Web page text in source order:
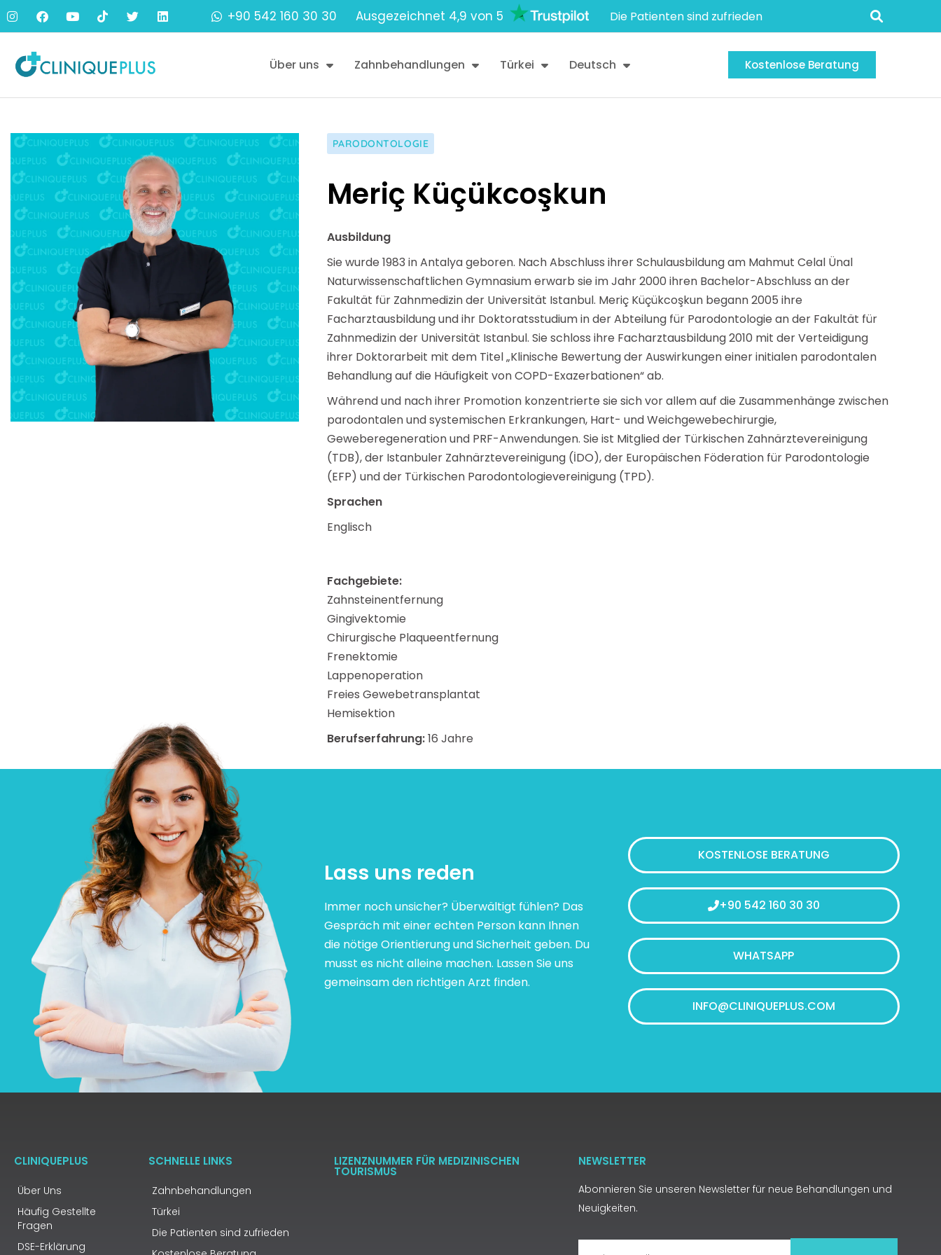
+90 542 160 30 30 Ausgezeichnet 4,9 von 5 Die Patienten sind zufrieden
Über uns Zahnbehandlungen Türkei Deutsch Kostenlose Beratung
PARODONTOLOGIE
Meriç Küçükcoşkun
Ausbildung
Sie wurde 1983 in Antalya geboren. Nach Abschluss ihrer Schulausbildung am Mahmut Celal Ünal
Naturwissenschaftlichen Gymnasium erwarb sie im Jahr 2000 ihren Bachelor-Abschluss an der
Fakultät für Zahnmedizin der Universität Istanbul. Meriç Küçükcoşkun begann 2005 ihre
Facharztausbildung und ihr Doktoratsstudium in der Abteilung für Parodontologie an der Fakultät für
Zahnmedizin der Universität Istanbul. Sie schloss ihre Facharztausbildung 2010 mit der Verteidigung
ihrer Doktorarbeit mit dem Titel „Klinische Bewertung der Auswirkungen einer initialen parodontalen
Behandlung auf die Häufigkeit von COPD-Exazerbationen“ ab.
Während und nach ihrer Promotion konzentrierte sie sich vor allem auf die Zusammenhänge zwischen
parodontalen und systemischen Erkrankungen, Hart- und Weichgewebechirurgie,
Geweberegeneration und PRF-Anwendungen. Sie ist Mitglied der Türkischen Zahnärztevereinigung
(TDB), der Istanbuler Zahnärztevereinigung (İDO), der Europäischen Föderation für Parodontologie
(EFP) und der Türkischen Parodontologievereinigung (TPD).
Sprachen
Englisch
Fachgebiete:
Zahnsteinentfernung
Gingivektomie
Chirurgische Plaqueentfernung
Frenektomie
Lappenoperation
Freies Gewebetransplantat
Hemisektion
Berufserfahrung:16 Jahre
Lass uns reden
Immer noch unsicher? Überwältigt fühlen? Das
Gespräch mit einer echten Person kann Ihnen
die nötige Orientierung und Sicherheit geben. Du
musst es nicht alleine machen. Lassen Sie uns
gemeinsam den richtigen Arzt finden.
KOSTENLOSE BERATUNG
+90 542 160 30 30
WHATSAPP
INFO@CLINIQUEPLUS.COM
CLINIQUEPLUS
Über Uns
Häufig Gestellte
Fragen
DSE-Erklärung
SCHNELLE LINKS
Zahnbehandlungen
Türkei
Die Patienten sind zufrieden
LIZENZNUMMER FÜR MEDIZINISCHEN
TOURISMUS
NEWSLETTER
Abonnieren Sie unseren Newsletter für neue Behandlungen und
Neuigkeiten.